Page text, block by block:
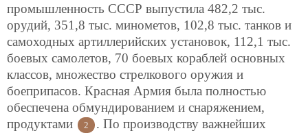
промышленность СССР выпустила 482,2 тыс.
орудий, 351,8 тыс. минометов, 102,8 тыс. танков и
самоходных артиллерийских установок, 112,1 тыс.
боевых самолетов, 70 боевых кораблей основных
классов, множество стрелкового оружия и
боеприпасов. Красная Армия была полностью
обеспечена обмундированием и снаряжением,
продуктами
2
. По производству важнейших